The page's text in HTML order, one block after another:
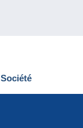
Société
Qui sommes-nous